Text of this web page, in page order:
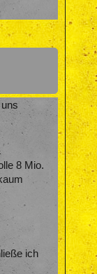
8 Mio.
ich